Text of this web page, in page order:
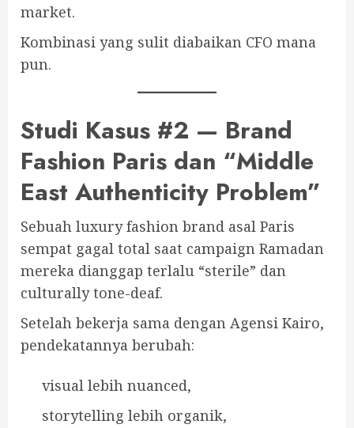
market.
Kombinasi yang sulit diabaikan CFO mana
pun.
Studi Kasus #2 — Brand
Fashion Paris dan “Middle
East Authenticity Problem”
Sebuah luxury fashion brand asal Paris
sempat gagal total saat campaign Ramadan
mereka dianggap terlalu “sterile” dan
culturally tone-deaf.
Setelah bekerja sama dengan Agensi Kairo,
pendekatannya berubah:
visual lebih nuanced,
storytelling lebih organik,